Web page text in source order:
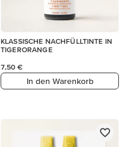
KLASSISCHE NACHFÜLLTINTE IN
TIGERORANGE
7,50 €
In den Warenkorb